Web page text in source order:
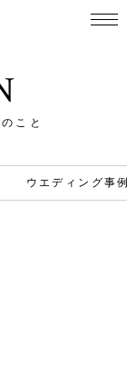
こと
ウエディング事